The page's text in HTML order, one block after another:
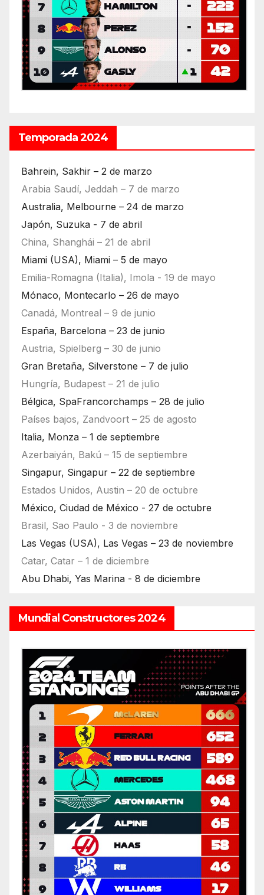
Temporada 2024
Bahrein, Sakhir – 2 de marzo
Arabia Saudí, Jeddah – 7 de marzo
Australia, Melbourne – 24 de marzo
Japón, Suzuka - 7 de abril
China, Shanghái – 21 de abril
Miami (USA), Miami – 5 de mayo
Emilia-Romagna (Italia), Imola - 19 de mayo
Mónaco, Montecarlo – 26 de mayo
Canadá, Montreal – 9 de junio
España, Barcelona – 23 de junio
Austria, Spielberg – 30 de junio
Gran Bretaña, Silverstone – 7 de julio
Hungría, Budapest – 21 de julio
Bélgica, SpaFrancorchamps – 28 de julio
Países bajos, Zandvoort – 25 de agosto
Italia, Monza – 1 de septiembre
Azerbaiyán, Bakú – 15 de septiembre
Singapur, Singapur – 22 de septiembre
Estados Unidos, Austin – 20 de octubre
México, Ciudad de México - 27 de octubre
Brasil, Sao Paulo - 3 de noviembre
Las Vegas (USA), Las Vegas – 23 de noviembre
Catar, Catar – 1 de diciembre
Abu Dhabi, Yas Marina - 8 de diciembre
Mundial Constructores 2024